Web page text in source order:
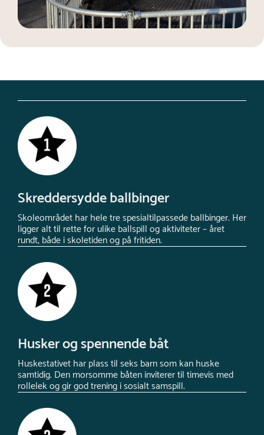
Skreddersydde ballbinger
Skoleområdet har hele tre spesialtilpassede ballbinger. Her
ligger alt til rette for ulike ballspill og aktiviteter – året
rundt, både i skoletiden og på fritiden.
Husker og spennende båt
Huskestativet har plass til seks barn som kan huske
samtidig. Den morsomme båten inviterer til timevis med
rollelek og gir god trening i sosialt samspill.